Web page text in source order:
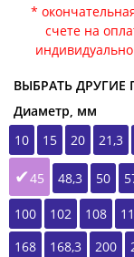
*
счете на
ВЫБРАТЬ ДРУГИЕ
Диаметр, мм
10
15 20 21,3
45 48,3 50
100 102 108
168
168,3 200